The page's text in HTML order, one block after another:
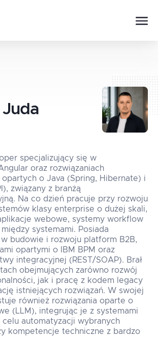
Juda
specjalizujący się w
oraz rozwiązaniach
o Java (Spring, Hibernate) i
związany z branżą
Na co dzień pracuje przy rozwoju
klasy enterprise o dużej skali,
webowe, systemy workflow
systemami. Posiada
budowie i rozwoju platform B2B,
opartymi o IBM BPM oraz
integracyjnej (REST/SOAP). Brał
obejmujących zarówno rozwój
jak i pracę z kodem legacy
istniejących rozwiązań. W swojej
również rozwiązania oparte o
(LLM), integrując je z systemami
celu automatyzacji wybranych
kompetencje techniczne z bardzo